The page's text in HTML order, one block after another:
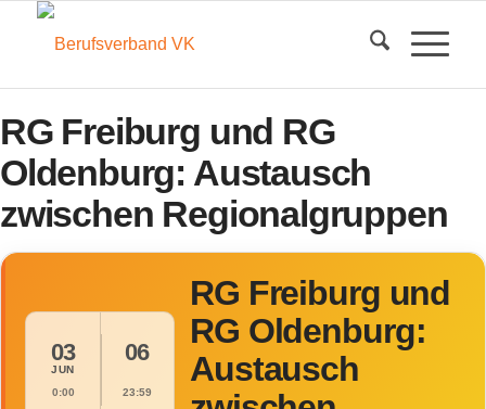
RG Freiburg und RG
Oldenburg: Austausch
zwischen Regionalgruppen
03
JUN
0:00
06
23:59
RG Freiburg und
RG Oldenburg:
Austausch